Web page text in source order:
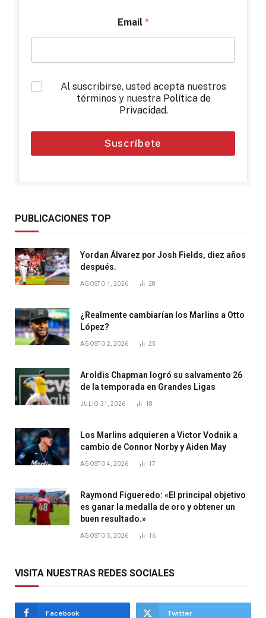
Email *
*
Al suscribirse, usted acepta nuestros
términos y nuestra Política de
Privacidad.
Suscríbete
PUBLICACIONES TOP
Yordan Álvarez por Josh Fields, diez años
después.
AGOSTO 1, 2026 28
¿Realmente cambiarían los Marlins a Otto
López?
AGOSTO 2, 2026 25
Aroldis Chapman logró su salvamento 26
de la temporada en Grandes Ligas
JULIO 31, 2026 18
Los Marlins adquieren a Victor Vodnik a
cambio de Connor Norby y Aiden May
AGOSTO 4, 2026 17
Raymond Figueredo: «El principal objetivo
es ganar la medalla de oro y obtener un
buen resultado.»
AGOSTO 5, 2026 16
VISITA NUESTRAS REDES SOCIALES
Facebook Twitter